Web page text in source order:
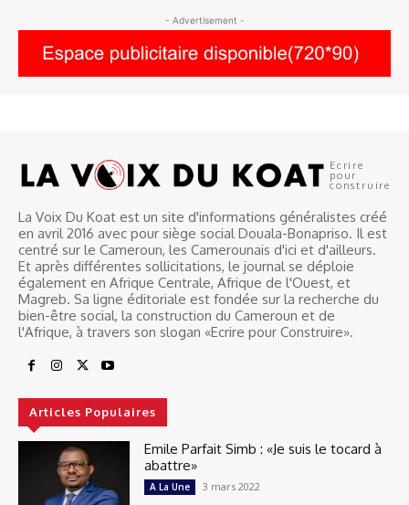
- Advertisement -
Ecrire
pour
construire
La Voix Du Koat est un site d'informations généralistes créé
en avril 2016 avec pour siège social Douala-Bonapriso. Il est
centré sur le Cameroun, les Camerounais d'ici et d'ailleurs.
Et après différentes sollicitations, le journal se déploie
également en Afrique Centrale, Afrique de l'Ouest, et
Magreb. Sa ligne éditoriale est fondée sur la recherche du
bien-être social, la construction du Cameroun et de
l'Afrique, à travers son slogan «Ecrire pour Construire».
Articles Populaires
Emile Parfait Simb : «Je suis le tocard à
abattre»
A La Une 3 mars 2022